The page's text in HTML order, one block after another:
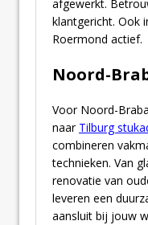
afgewerkt.
klantgericht. Ook
Roermond actief.
Noord-
Voor Noord-
naar Tilburg
combineren
technieken. Van
renovatie van
leveren een
aansluit bij jouw